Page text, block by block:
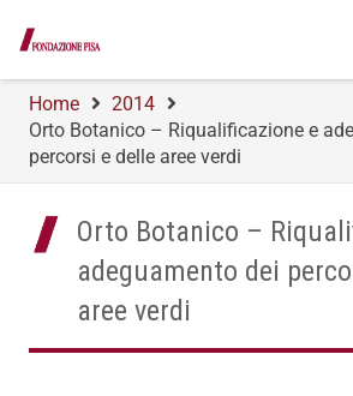
Home
2014
Orto Botanico – Riqualificazione e
percorsi e delle aree verdi
Orto Botanico –
adeguamento dei
aree verdi